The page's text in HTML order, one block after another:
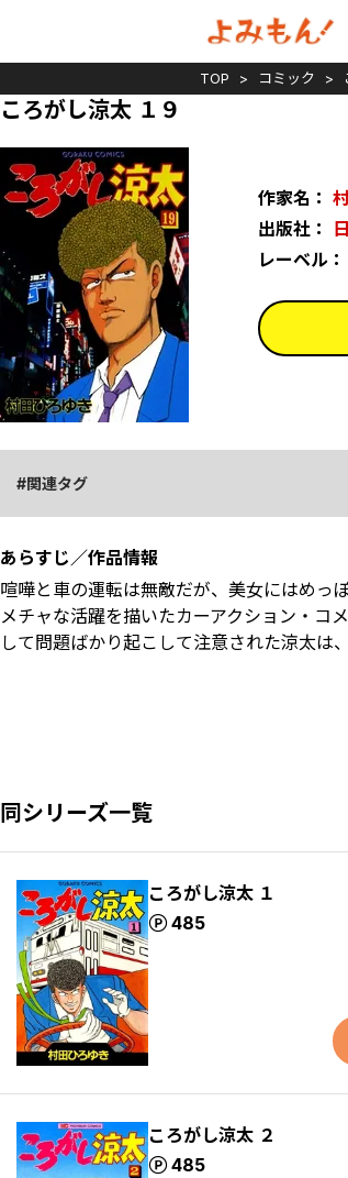
TOP コミック
ころがし涼太 １９
作家名：
出版社：
レーベル：
関連タグ
あらすじ／作品情報
喧嘩と車の運転は無敵だが、美女にはめっ
メチャな活躍を描いたカーアクション・コ
して問題ばかり起こして注意された涼太は
同シリーズ一覧
ころがし涼太 １
485
ポイント
ころがし涼太 ２
485
ポイント